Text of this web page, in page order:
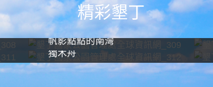
精彩墾丁
帆影點點的南灣
獨木舟